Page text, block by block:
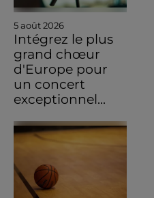
5 août 2026
Intégrez le plus
grand chœur
d'Europe pour
un concert
exceptionnel...